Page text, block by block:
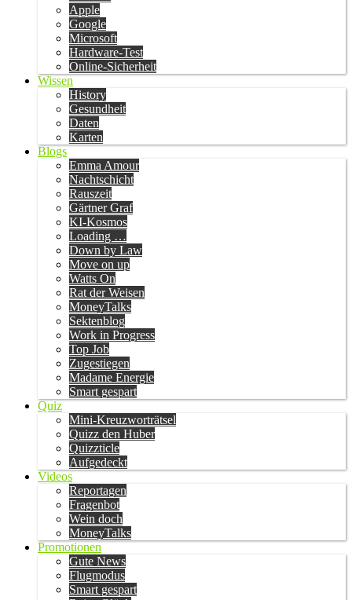
Apple
Google
Microsoft
Hardware-Test
Online-Sicherheit
Wissen
History
Gesundheit
Daten
Karten
Blogs
Emma Amour
Nachtschicht
Rauszeit
Gärtner Graf
KI-Kosmos
Loading …
Down by Law
Move on up
Watts On
Rat der Weisen
MoneyTalks
Sektenblog
Work in Progress
Top Job
Zugestiegen
Madame Energie
Smart gespart
Quiz
Mini-Kreuzworträtsel
Quizz den Huber
Quizzticle
Aufgedeckt
Videos
Reportagen
Fragenbot
Wein doch
MoneyTalks
Promotionen
Gute News
Flugmodus
Smart gespart